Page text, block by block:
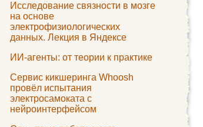
Исследование связности в мозге
на основе
электрофизиологических
данных. Лекция в Яндексе
ИИ-агенты: от теории к практике
Сервис кикшеринга Whoosh
провёл испытания
электросамоката с
нейроинтерфейсом